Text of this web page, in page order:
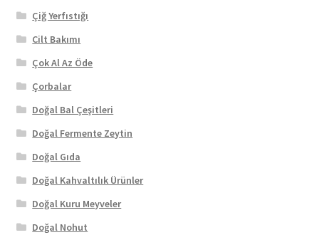
Çiğ Yerfıstığı
Cilt Bakımı
Çok Al Az Öde
Çorbalar
Doğal Bal Çeşitleri
Doğal Fermente Zeytin
Doğal Gıda
Doğal Kahvaltılık Ürünler
Doğal Kuru Meyveler
Doğal Nohut